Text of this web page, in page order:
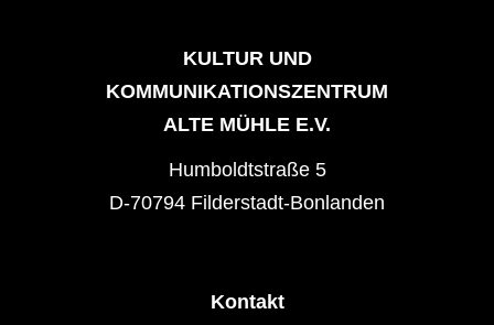
KULTUR UND
KOMMUNIKATIONSZENTRUM
ALTE MÜHLE E.V.
Humboldtstraße 5
D-70794 Filderstadt-Bonlanden
Kontakt